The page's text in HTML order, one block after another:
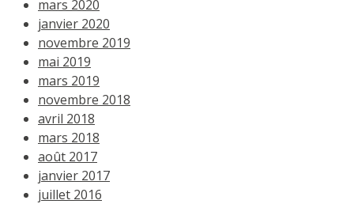
mars 2020
janvier 2020
novembre 2019
mai 2019
mars 2019
novembre 2018
avril 2018
mars 2018
août 2017
janvier 2017
juillet 2016